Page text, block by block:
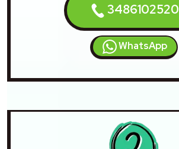
3486102520
WhatsApp